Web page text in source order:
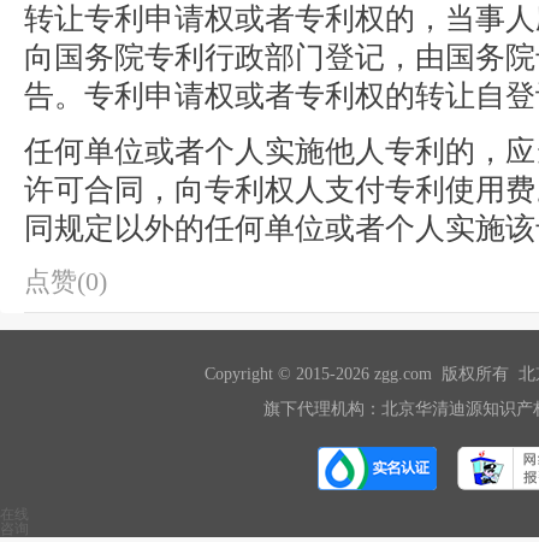
转让专利申请权或者专利权的，当事
向国务院专利行政部门登记，由国务
告。专利申请权或者专利权的转让自
任何单位或者个人实施他人专利的，
许可合同，向专利权人支付专利使用
同规定以外的任何单位或者个人实施
点赞(0)
Copyright © 2015-2026 zgg.com 版权所有
旗下代理机构：北京华清迪源知识
咨询